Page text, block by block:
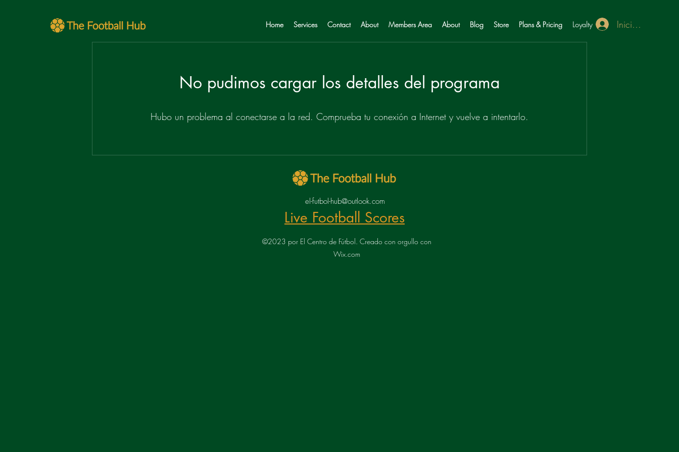
Home Services Contact About Members Area About Blog Store Plans & Pricing Loyalty Iniciar sesión
No pudimos cargar los detalles del programa
Hubo un problema al conectarse a la red. Comprueba tu conexión a Internet y vuelve a intentarlo.
el-futbol-hub@outlook.com
Live Football Scores
©2023 por El Centro de Fútbol. Creado con orgullo con
Wix.com